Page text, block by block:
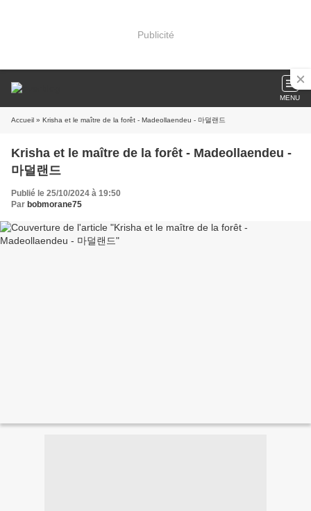
Publicité
MENU
Accueil » Krisha et le maître de la forêt - Madeollaendeu - 마덜랜드
Krisha et le maître de la forêt - Madeollaendeu -
마덜랜드
Publié le 25/10/2024 à 19:50
Par bobmorane75